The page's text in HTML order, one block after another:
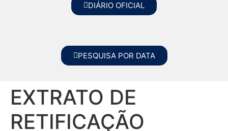
DIÁRIO OFICIAL
PESQUISA POR DATA
EXTRATO DE
RETIFICAÇÃO